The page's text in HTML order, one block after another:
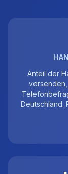
Anteil der
Deutschland.